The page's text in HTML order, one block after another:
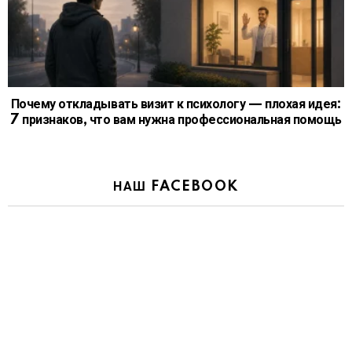
Почему откладывать визит к психологу — плохая идея:
7 признаков, что вам нужна профессиональная помощь
НАШ FACEBOOK